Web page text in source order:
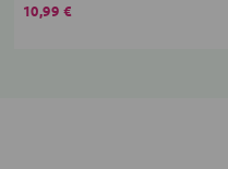
10,99 €